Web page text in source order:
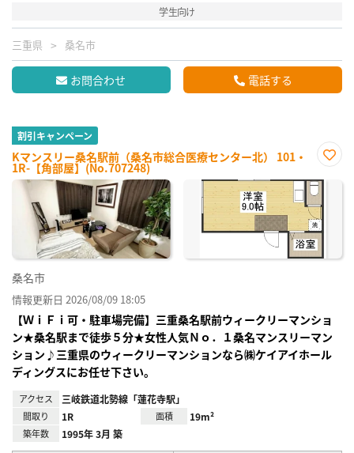
学生向け
三重県 桑名市
お問合わせ 電話する
割引キャンペーン
Kマンスリー桑名駅前（桑名市総合医療センター北） 101・
1R-【角部屋】(No.707248)
に入
り登
録
桑名市
情報更新日 2026/08/09 18:05
【ＷｉＦｉ可・駐車場完備】三重桑名駅前ウィークリーマンショ
ン★桑名駅まで徒歩５分★女性人気Ｎｏ．１桑名マンスリーマン
ション♪三重県のウィークリーマンションなら㈱ケイアイホール
ディングスにお任せ下さい。
アクセス 三岐鉄道北勢線「蓮花寺駅」
間取り 1R 面積 19m²
築年数 1995年 3月 築